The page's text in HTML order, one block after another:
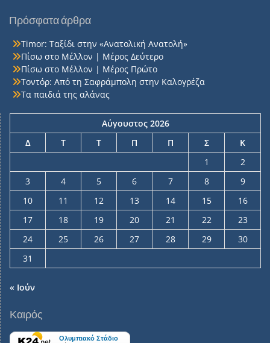
Πρόσφατα άρθρα
Timor: Ταξίδι στην «Ανατολική Ανατολή»
Πίσω στο Μέλλον | Μέρος Δεύτερο
Πίσω στο Μέλλον | Μέρος Πρώτο
Τοντόρ: Από τη Σαφράμπολη στην Καλογρέζα
Τα παιδιά της αλάνας
Αύγουστος 2026
Δ
Τ Τ Π Π Σ
Κ
1
2
3
4 5 6 7 8
9
10
11 12 13 14 15
16
17
18 19 20 21 22
23
24
25 26 27 28 29
30
31
« Ιούν
Καιρός